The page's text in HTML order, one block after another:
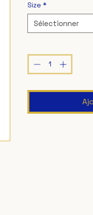
Size *
Sélectionner